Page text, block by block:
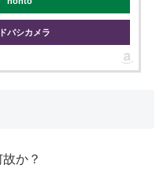
バシカメラ
か？